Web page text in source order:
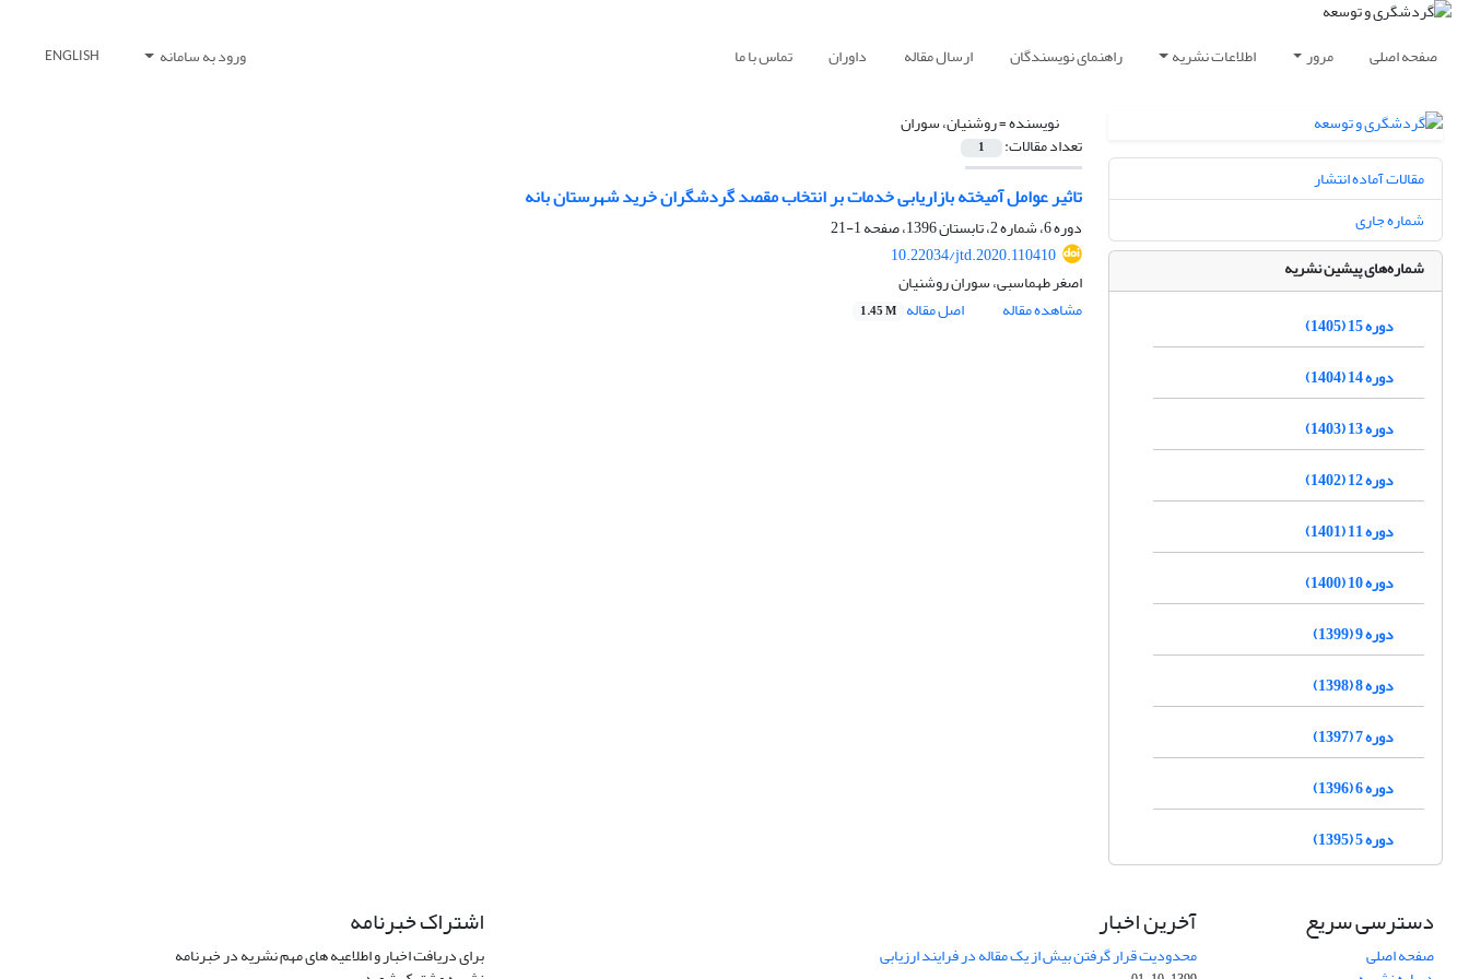
صفحه اصلی مرور اطلاعات نشریه راهنمای نویسندگان ارسال مقاله داوران تماس با ما ورود به سامانه ENGLISH
نویسنده =روشنیان، سوران
تعداد مقالات: 1
تاثیر عوامل آمیخته بازاریابی خدمات بر انتخاب مقصد گردشگران خرید شهرستان بانه
دوره 6، شماره 2، تابستان 1396، صفحه
1-21
10.22034/jtd.2020.110410
اصغر طهماسبی، سوران روشنیان
مشاهده مقاله
اصل مقاله 1.45 M
مقالات آماده انتشار
شماره جاری
شماره‌های پیشین نشریه
دوره 15 (1405)
دوره 14 (1404)
دوره 13 (1403)
دوره 12 (1402)
دوره 11 (1401)
دوره 10 (1400)
دوره 9 (1399)
دوره 8 (1398)
دوره 7 (1397)
دوره 6 (1396)
دوره 5 (1395)
دسترسی سریع
صفحه اصلی
آخرین اخبار
محدودیت قرار گرفتن بیش از یک مقاله در فرایند ارزیابی
اشتراک خبرنامه
برای دریافت اخبار و اطلاعیه های مهم نشریه در خبرنامه